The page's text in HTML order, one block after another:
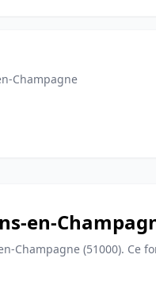
Champagne
en-
Champagne (51000). Ce